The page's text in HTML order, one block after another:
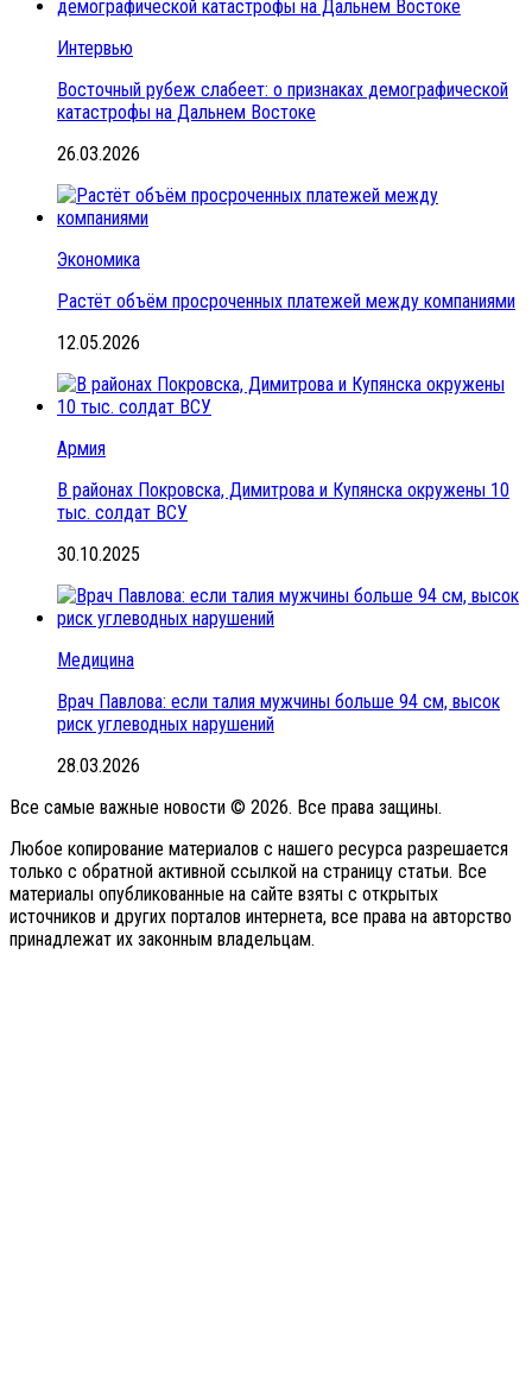
Интервью
Восточный рубеж слабеет: о признаках демографической
катастрофы на Дальнем Востоке
26.03.2026
Экономика
Растёт объём просроченных платежей между компаниями
12.05.2026
Армия
В районах Покровска, Димитрова и Купянска окружены 10
тыс. солдат ВСУ
30.10.2025
Медицина
Врач Павлова: если талия мужчины больше 94 см, высок
риск углеводных нарушений
28.03.2026
Все самые важные новости © 2026. Все права защины.
Любое копирование материалов с нашего ресурса разрешается
только с обратной активной ссылкой на страницу статьи. Все
материалы опубликованные на сайте взяты с открытых
источников и других порталов интернета, все права на авторство
принадлежат их законным владельцам.